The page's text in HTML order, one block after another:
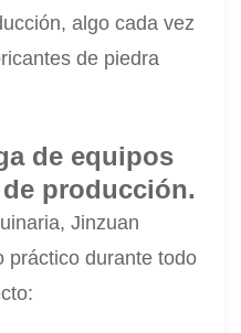
algo cada vez
de piedra
de equipos
producción.
Jinzuan
práctico durante todo